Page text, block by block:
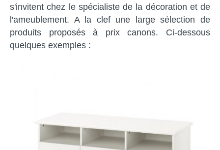
s'invitent chez le spécialiste de la décoration et de
l'ameublement. A la clef une large sélection de
produits proposés à prix canons. Ci-dessous
quelques exemples :